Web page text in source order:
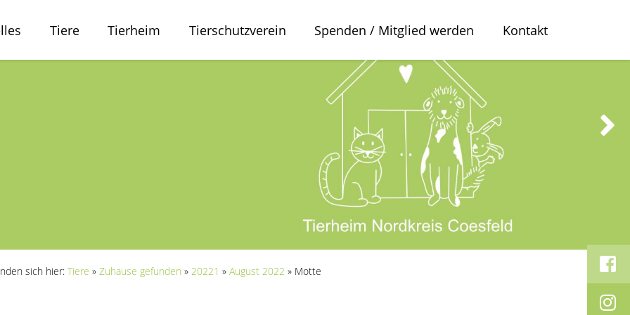
Tiere Tierheim Tierschutzverein Spenden / Mitglied werden Kontakt
sich hier: Tiere » Zuhause gefunden » 20221 » August 2022 » Motte